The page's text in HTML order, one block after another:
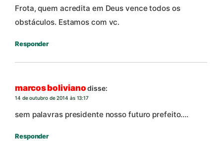
Frota, quem acredita em Deus vence todos os
obstáculos. Estamos com vc.
Responder
marcos bolivianodisse:
14 de outubro de 2014 às 13:17
sem palavras presidente nosso futuro prefeito….
Responder